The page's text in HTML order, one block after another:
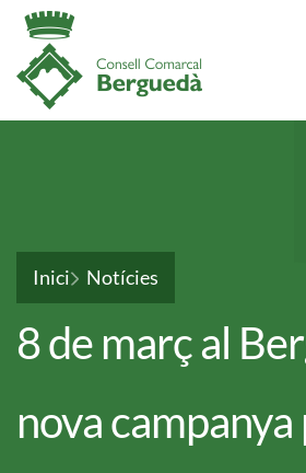
Fil d'ariadna
Inici Notícies
8 de març al
nova campanya